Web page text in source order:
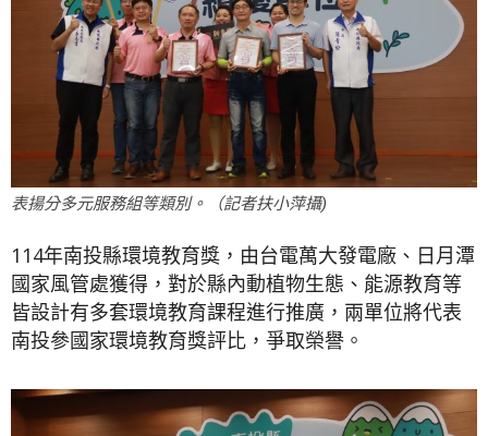
表揚分多元服務組等類別。（記者扶小萍攝)
114年南投縣環境教育獎，由台電萬大發電廠、日月潭
國家風管處獲得，對於縣內動植物生態、能源教育等
皆設計有多套環境教育課程進行推廣，兩單位將代表
南投參國家環境教育獎評比，爭取榮譽。